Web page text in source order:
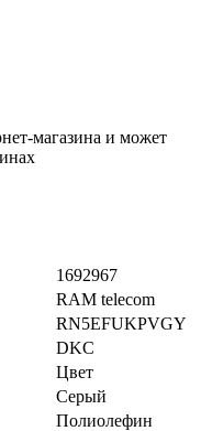
магазина и может
1692967
RAM telecom
RN5EFUKPVGY
DKC
Цвет
Серый
Полиолефин